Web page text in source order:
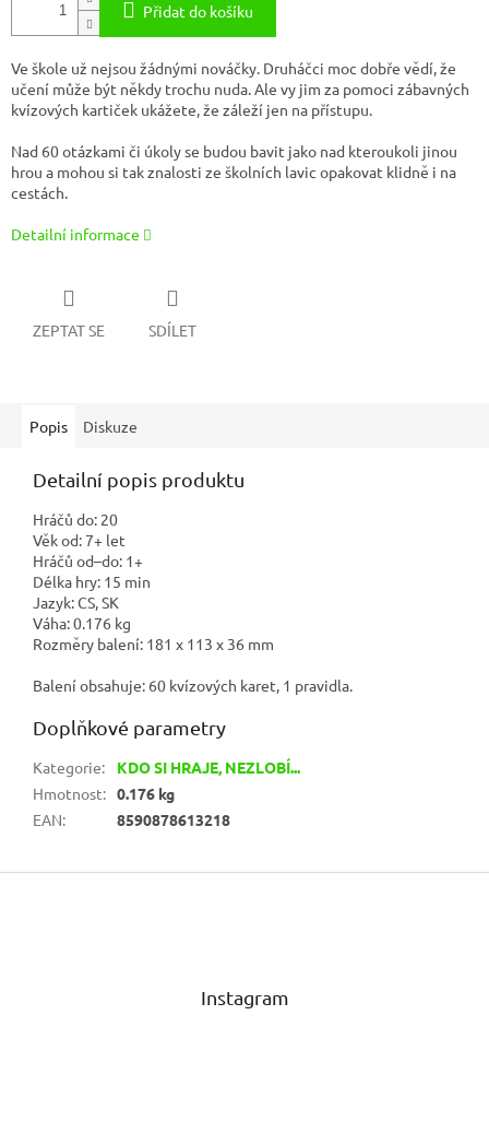
Přidat do košíku
Ve škole už nejsou žádnými nováčky. Druháčci moc dobře vědí, že
učení může být někdy trochu nuda. Ale vy jim za pomoci zábavných
kvízových kartiček ukážete, že záleží jen na přístupu.
Nad 60 otázkami či úkoly se budou bavit jako nad kteroukoli jinou
hrou a mohou si tak znalosti ze školních lavic opakovat klidně i na
cestách.
Detailní informace
ZEPTAT SE SDÍLET
Popis Diskuze
Detailní popis produktu
Hráčů do: 20
Věk od:7+ let
Hráčů od–do: 1+
Délka hry: 15 min
Jazyk:CS, SK
Váha:0.176 kg
Rozměry balení: 181 x 113 x 36 mm
Balení obsahuje: 60 kvízových karet, 1 pravidla.
Doplňkové parametry
Kategorie:
KDO SI HRAJE, NEZLOBÍ...
Hmotnost: 0.176 kg
EAN: 8590878613218
Z
Instagram